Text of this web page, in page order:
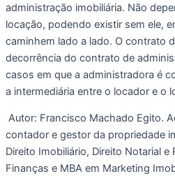
administração imobiliária. Não
locação, podendo existir sem ele,
caminhem lado a lado. O contrato
decorrência do contrato de
casos em que a administradora é
a intermediária entre o locador e o
Autor: Francisco Machado Egito.
contador e gestor da propriedade
Direito Imobiliário, Direito Notarial
Finanças e MBA em Marketing